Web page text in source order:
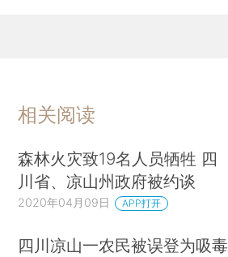
相关阅读
森林火灾致19名人员牺牲 四
川省、凉山州政府被约谈
2020年04月09日 APP打开
四川凉山一农民被误登为吸毒